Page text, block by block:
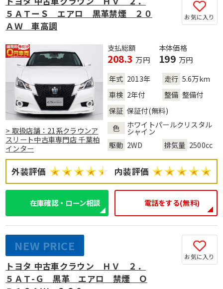
お気に入り
５ＡＴーＳ エアロ 黒革禁煙 ２０
ＡＷ 車高調
> 取扱店舗：21系クラウンア
スリート中古車専門店 千葉柏
インター
支払総額
208.3 万円
本体価格
199 万円
年式 2013年 走行 5.6万km
車検 2年付 整備 整備付
保証 保証付(無料)
色
ホワイトパールクリスタル
シャイン
駆動 2WD 排気量 2500cc
外装評価 内装評価
在庫確認・ローン相談 電話をする(無料)
お気に入り
NEW PRICE
トヨタ 中古車クラウン ＨＶ ２．
５ＡＴ-Ｇ 黒革 エアロ 禁煙 Ｏ